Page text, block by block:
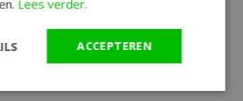
Lees verder.
ACCEPTEREN